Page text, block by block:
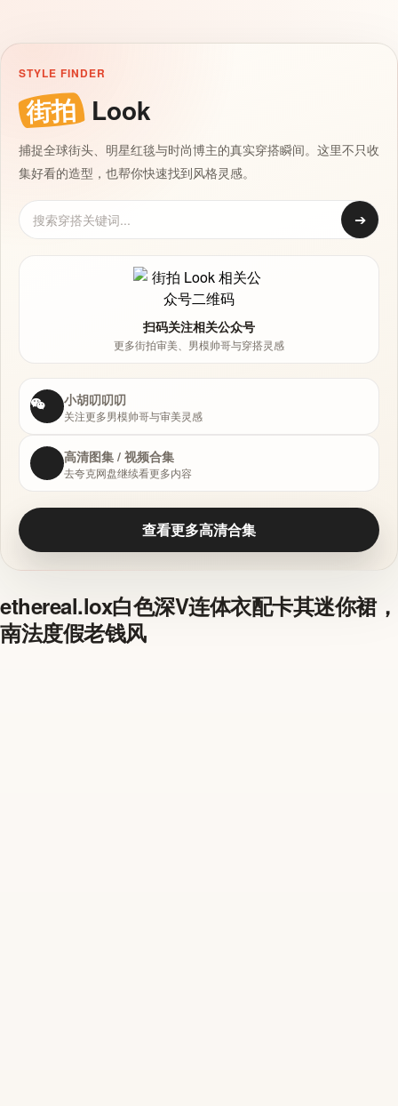
STYLE FINDER
街拍 Look
捕捉全球街头、明星红毯与时尚博主的真实穿搭瞬间。这里不只收
集好看的造型，也帮你快速找到风格灵感。
➔
扫码关注相关公众号
更多街拍审美、男模帅哥与穿搭灵感
小胡叨叨叨
关注更多男模帅哥与审美灵感
高清图集 / 视频合集
去夸克网盘继续看更多内容
查看更多高清合集
ethereal.lox白色深V连体衣配卡其迷你裙，
南法度假老钱风